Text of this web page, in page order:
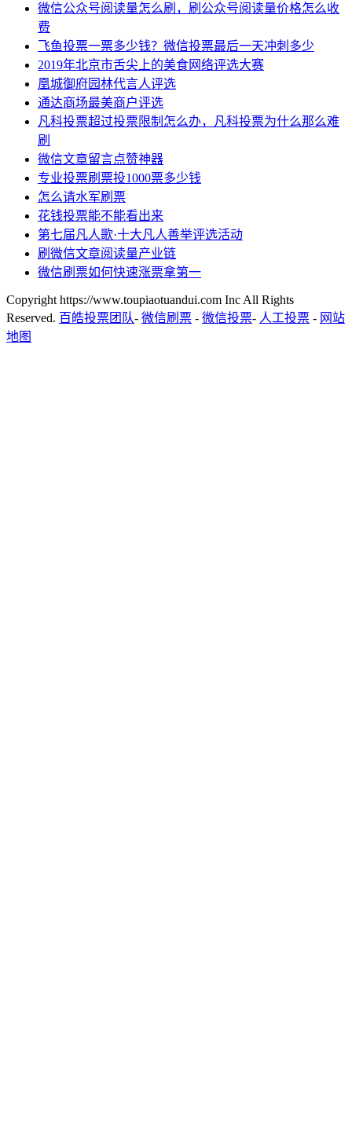
微信公众号阅读量怎么刷，刷公众号阅读量价格怎么收
费
飞鱼投票一票多少钱？微信投票最后一天冲刺多少
2019年北京市舌尖上的美食网络评选大赛
凰城御府园林代言人评选
通达商场最美商户评选
凡科投票超过投票限制怎么办，凡科投票为什么那么难
刷
微信文章留言点赞神器
专业投票刷票投1000票多少钱
怎么请水军刷票
花钱投票能不能看出来
第七届凡人歌·十大凡人善举评选活动
刷微信文章阅读量产业链
微信刷票如何快速涨票拿第一
Copyright https://www.toupiaotuandui.com Inc All Rights
Reserved. 百皓投票团队- 微信刷票 - 微信投票- 人工投票 - 网站
地图